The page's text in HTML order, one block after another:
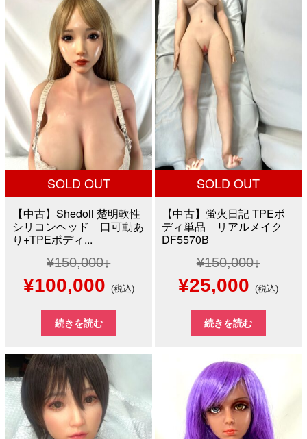
¥200,000
で
し
た。
格
は
¥150,000
で
す。
は
¥300,000
で
し
た。
す。
SOLD OUT
【中古】Shedoll 楚明軟性
シリコンヘッド 口可動あ
り+TPEボディ...
¥150,000
元
の
価
格
¥150,000
¥100,000現
在
の
価
格
は
(税込)
続きを読む
SOLD OUT
【中古】蛍火日記 TPEボ
ディ単品 リアルメイク
DF5570B
¥150,000
元
の
価
は
¥150,000
¥25,000 現
在
の
価
格
は
(税込)
続きを読む